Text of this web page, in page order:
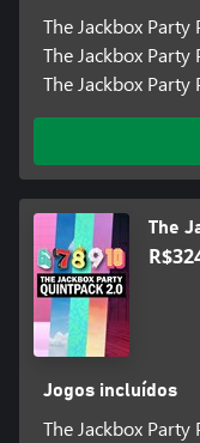
The Jackbox Party
The Jackbox Party
The Jackbox Party
The
Jogos incluídos
The Jackbox Party